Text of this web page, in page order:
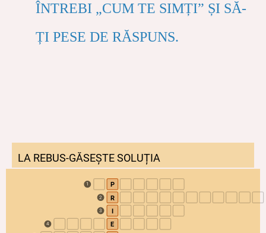
ÎNTREBI „CUM TE SIMȚI” ȘI SĂ-
ȚI PESE DE RĂSPUNS.
LA REBUS-GĂSEȘTE SOLUȚIA
1 P
2 R
3
4 E